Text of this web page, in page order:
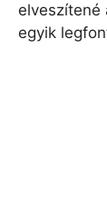
elveszítené
egyik